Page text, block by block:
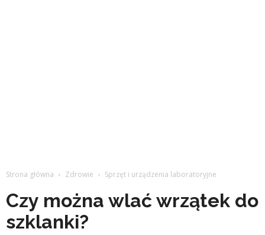
Strona główna Zdrowie Sprzęt i urządzenia laboratoryjne
Czy można wlać wrzątek do
szklanki?